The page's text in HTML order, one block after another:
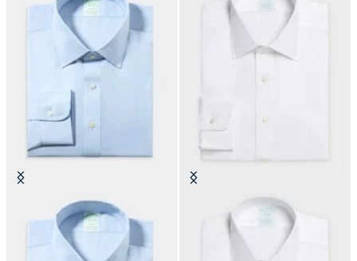
Chemise Slim Fit Non-Iron Oxford
avec col Ainsley
Chemise Slim Fit Non-Iron Oxford
avec col Ainsley